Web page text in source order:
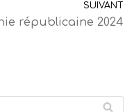
SUIVANT
républicaine 2024